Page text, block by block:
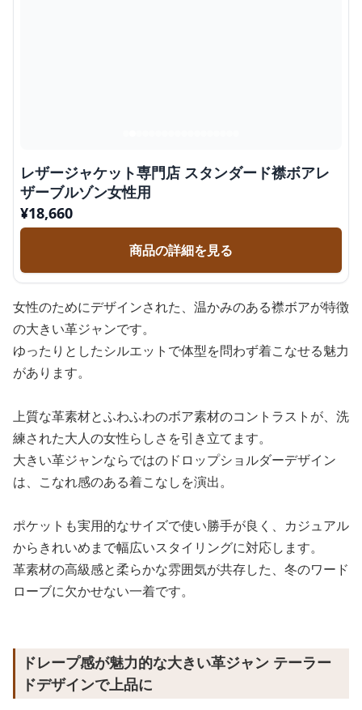
レザージャケット専門店 スタンダード襟ボアレ
ザーブルゾン女性用
¥18,660
商品の詳細を見る
女性のためにデザインされた、温かみのある襟ボアが特徴
の大きい革ジャンです。
ゆったりとしたシルエットで体型を問わず着こなせる魅力
があります。
上質な革素材とふわふわのボア素材のコントラストが、洗
練された大人の女性らしさを引き立てます。
大きい革ジャンならではのドロップショルダーデザイン
は、こなれ感のある着こなしを演出。
ポケットも実用的なサイズで使い勝手が良く、カジュアル
からきれいめまで幅広いスタイリングに対応します。
革素材の高級感と柔らかな雰囲気が共存した、冬のワード
ローブに欠かせない一着です。
ドレープ感が魅力的な大きい革ジャン テーラー
ドデザインで上品に